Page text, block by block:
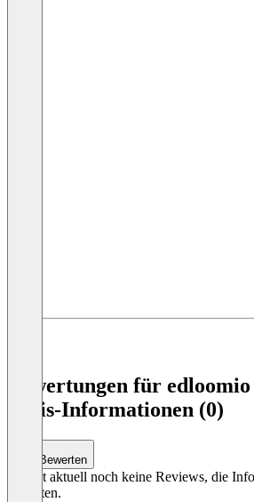
Bewertungen für
Preis-Informationen (0)
Bewerten
Es gibt aktuell noch keine Reviews, die
enthalten.